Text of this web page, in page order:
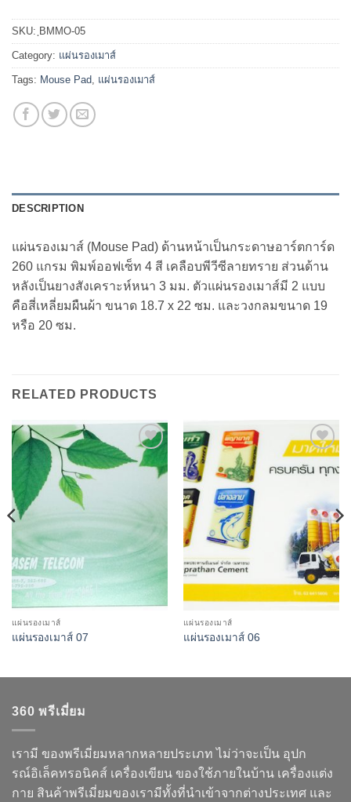
SKU: ฺBMMO-05
Category: แผ่นรองเมาส์
Tags: Mouse Pad แผ่นรองเมาส์
DESCRIPTION
แผ่นรองเมาส์ (Mouse Pad) ด้านหน้าเป็นกระดาษอาร์ตการ์ด
260 แกรม พิมพ์ออฟเซ็ท 4 สี เคลือบพีวีซีลายทราย ส่วนด้าน
หลังเป็นยางสังเคราะห์หนา 3 มม. ตัวแผ่นรองเมาส์มี 2 แบบ
คือสี่เหลี่ยมผืนผ้า ขนาด 18.7 x 22 ซม. และวงกลมขนาด 19
หรือ 20 ซม.
RELATED PRODUCTS
Add to
Wishlist
แผ่นรองเมาส์
แผ่นรองเมาส์ 07
Add to
Wishlist
แผ่นรองเมาส์
แผ่นรองเมาส์ 06
360 พรีเมี่ยม
เรามี ของพรีเมี่ยมหลากหลายประเภท ไม่ว่าจะเป็น อุปก
รณ์อิเล็คทรอนิคส์ เครื่องเขียน ของใช้ภายในบ้าน เครื่องแต่ง
กาย สินค้าพรีเมี่ยมของเรามีทั้งที่นำเข้าจากต่างประเทศ และ